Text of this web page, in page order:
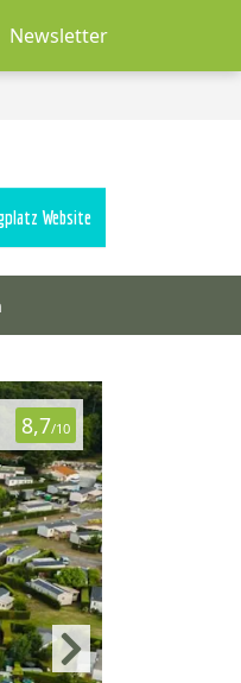
Newsletter
Website
8,7/10